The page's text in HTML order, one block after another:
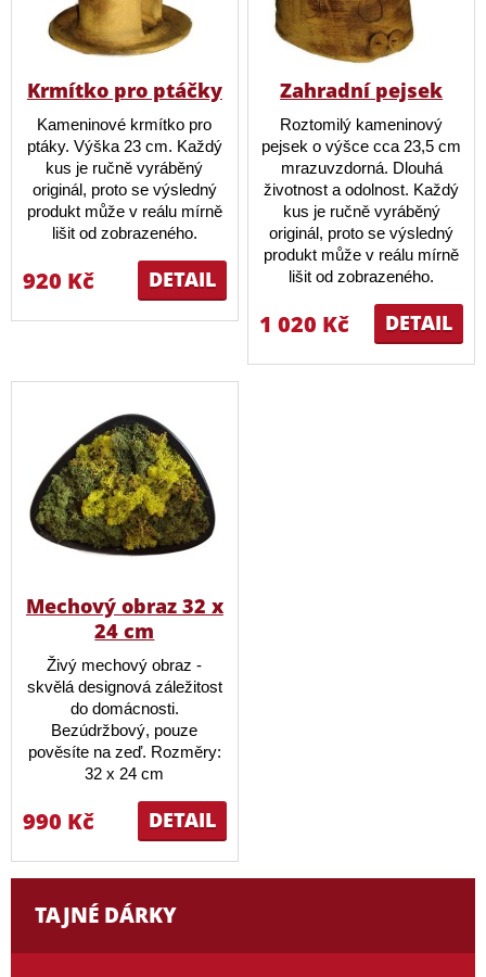
Krmítko pro ptáčky
Kameninové krmítko pro
ptáky. Výška 23 cm. Každý
kus je ručně vyráběný
originál, proto se výsledný
produkt může v reálu mírně
lišit od zobrazeného.
DETAIL
920 Kč
Zahradní pejsek
Roztomilý kameninový
pejsek o výšce cca 23,5 cm
mrazuvzdorná. Dlouhá
životnost a odolnost. Každý
kus je ručně vyráběný
originál, proto se výsledný
produkt může v reálu mírně
lišit od zobrazeného.
DETAIL
1 020 Kč
Mechový obraz 32 x
24 cm
Živý mechový obraz -
skvělá designová záležitost
do domácnosti.
Bezúdržbový, pouze
pověsíte na zeď. Rozměry:
32 x 24 cm
DETAIL
990 Kč
TAJNÉ DÁRKY